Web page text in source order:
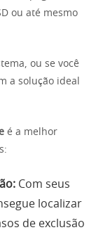
ou até mesmo
ou se você
a solução ideal
é a melhor
Com seus
localizar
de exclusão